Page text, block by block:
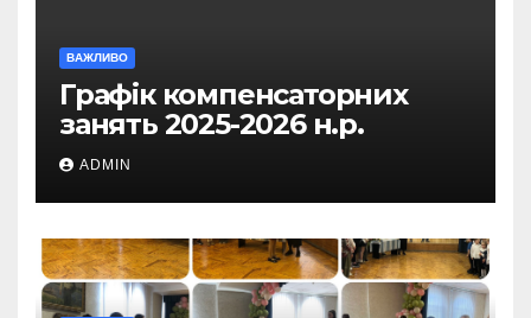
ВАЖЛИВО
Графік компенсаторних
занять 2025-2026 н.р.
ADMIN